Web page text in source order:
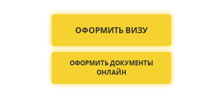
ОФОРМИТЬ ВИЗУ
ОФОРМИТЬ ДОКУМЕНТЫ
ОНЛАЙН